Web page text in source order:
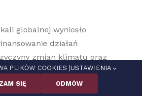
globalnej wyniosło
działań
zmian klimatu oraz
do ich skutków w latach
PLIKÓW COOKIES | USTAWIENIA
SIĘ ODMÓW